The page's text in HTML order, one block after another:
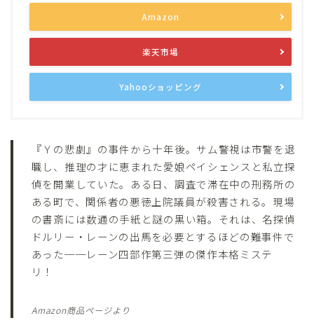
Amazon
楽天市場
Yahooショッピング
『Ｙの悲劇』の事件から十年後。サム警視は市警を退
職し、推理の才に恵まれた愛娘ペイシェンスと私立探
偵を開業していた。ある日、調査で滞在中の刑務所の
ある町で、関係者の悪徳上院議員が殺害される。現場
の書斎には数通の手紙と謎の黒い箱。それは、名探偵
ドルリー・レーンの出馬を必要とするほどの難事件で
あった──レーン四部作第三弾の傑作本格ミステ
リ！
Amazon商品ページより